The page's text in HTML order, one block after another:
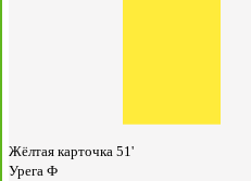
Жёлтая карточка 51'
Урега Ф